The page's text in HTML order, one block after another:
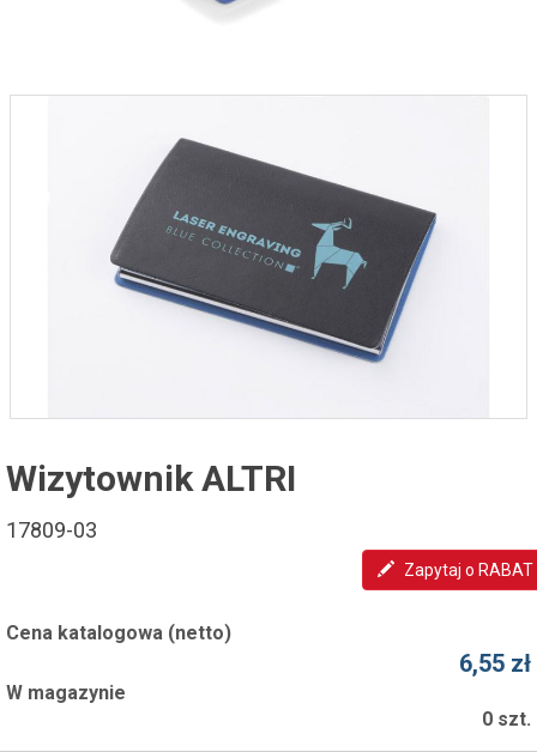
Wizytownik ALTRI
17809-03
Zapytaj o RABAT
Cena katalogowa (netto)
6,55 zł
W magazynie
0 szt.